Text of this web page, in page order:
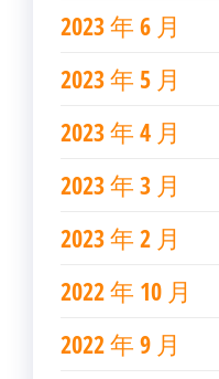
2023 年 6 月
2023 年 5 月
2023 年 4 月
2023 年 3 月
2023 年 2 月
2022 年 10 月
2022 年 9 月